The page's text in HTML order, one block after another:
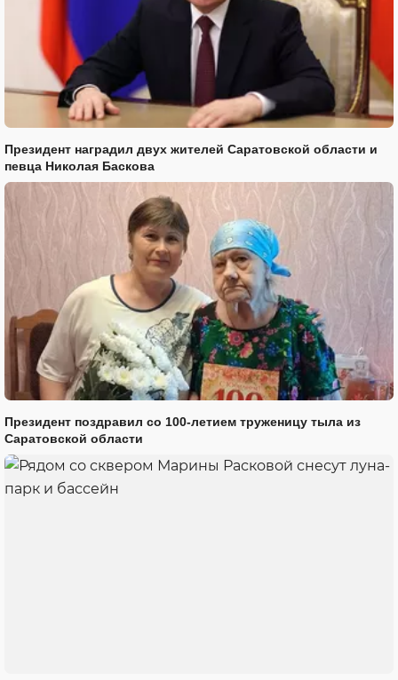
Президент наградил двух жителей Саратовской области и
певца Николая Баскова
Президент поздравил со 100-летием труженицу тыла из
Саратовской области